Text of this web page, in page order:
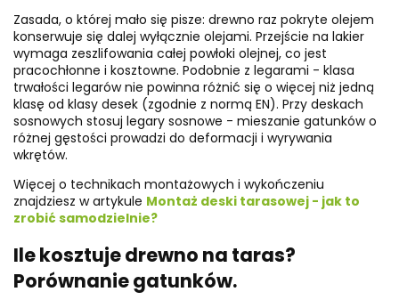
Zasada, o której mało się pisze: drewno raz pokryte olejem
konserwuje się dalej wyłącznie olejami. Przejście na lakier
wymaga zeszlifowania całej powłoki olejnej, co jest
pracochłonne i kosztowne. Podobnie z legarami - klasa
trwałości legarów nie powinna różnić się o więcej niż jedną
klasę od klasy desek (zgodnie z normą EN). Przy deskach
sosnowych stosuj legary sosnowe - mieszanie gatunków o
różnej gęstości prowadzi do deformacji i wyrywania
wkrętów.
Więcej o technikach montażowych i wykończeniu
znajdziesz w artykule Montaż deski tarasowej - jak to
zrobić samodzielnie?
Ile kosztuje drewno na taras?
Porównanie gatunków.